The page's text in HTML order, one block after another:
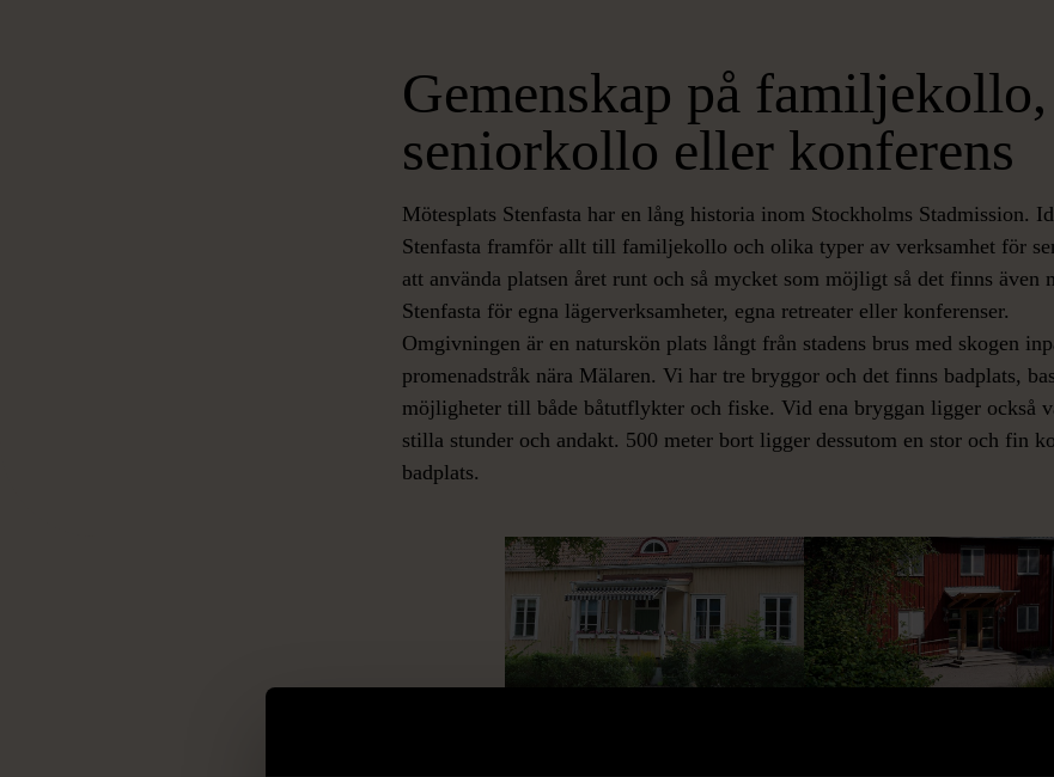
Gemenskap på familjekollo,
seniorkollo eller konferens
Mötesplats Stenfasta har en lång historia inom Stockholms Stadmission.
Stenfasta framför allt till familjekollo och olika typer av verksamhet för
att använda platsen året runt och så mycket som möjligt så det finns även
Stenfasta för egna lägerverksamheter, egna retreater eller konferenser.
Omgivningen är en naturskön plats långt från stadens brus med skogen
promenadstråk nära Mälaren. Vi har tre bryggor och det finns badplats,
möjligheter till både båtutflykter och fiske. Vid ena bryggan ligger också
stilla stunder och andakt. 500 meter bort ligger dessutom en stor och fin
badplats.